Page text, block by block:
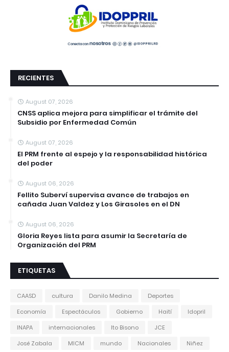
RECIENTES
August 07, 2026
CNSS aplica mejora para simplificar el trámite del
Subsidio por Enfermedad Común
August 07, 2026
El PRM frente al espejo y la responsabilidad histórica
del poder
August 06, 2026
Fellito Suberví supervisa avance de trabajos en
cañada Juan Valdez y Los Girasoles en el DN
August 06, 2026
Gloria Reyes lista para asumir la Secretaría de
Organización del PRM
ETIQUETAS
CAASD cultura Danilo Medina
Deportes
Economía
Espectáculos Gobierno Haití
Idopril
INAPA
internacionales Ito Bisono
JCE
José Zabala
MICM mundo Nacionales
Niñez